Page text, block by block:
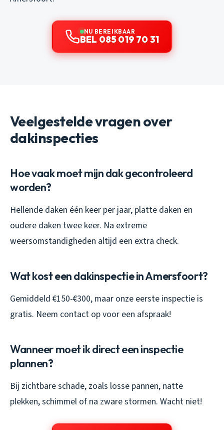
NU BEREIKBAAR
BEL 085 019 70 31
Veelgestelde vragen over
dakinspecties
Hoe vaak moet mijn dak gecontroleerd
worden?
Hellende daken één keer per jaar, platte daken en
oudere daken twee keer. Na extreme
weersomstandigheden altijd een extra check.
Wat kost een dakinspectie in Amersfoort?
Gemiddeld €150-€300, maar onze eerste inspectie is
gratis. Neem contact op voor een afspraak!
Wanneer moet ik direct een inspectie
plannen?
Bij zichtbare schade, zoals losse pannen, natte
plekken, schimmel of na zware stormen. Wacht niet!